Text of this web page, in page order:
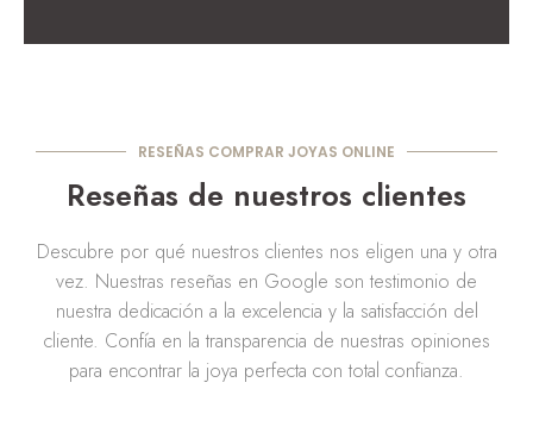
RESEÑAS COMPRAR JOYAS ONLINE
Reseñas de nuestros clientes
Descubre por qué nuestros clientes nos eligen una y otra
vez. Nuestras reseñas en Google son testimonio de
nuestra dedicación a la excelencia y la satisfacción del
cliente. Confía en la transparencia de nuestras opiniones
para encontrar la joya perfecta con total confianza.